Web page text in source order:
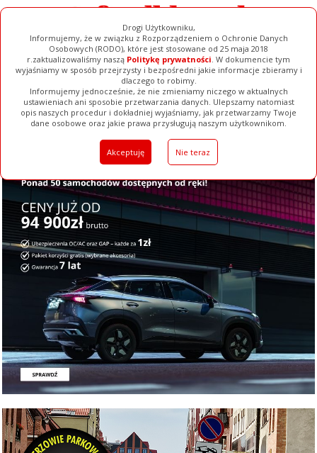
Drogi Użytkowniku,
Informujemy, że w związku z Rozporządzeniem o Ochronie Danych
Osobowych (RODO), które jest stosowane od 25 maja 2018
r.zaktualizowaliśmy naszą Politykę prywatności. W dokumencie tym
wyjaśniamy w sposób przejrzysty i bezpośredni jakie informacje zbieramy i
dlaczego to robimy.
Informujemy jednocześnie, że nie zmieniamy niczego w aktualnych
ustawieniach ani sposobie przetwarzania danych. Ulepszamy natomiast
opis naszych procedur i dokładniej wyjaśniamy, jak przetwarzamy Twoje
dane osobowe oraz jakie prawa przysługują naszym użytkownikom.
Akceptuję Nie teraz
Ogłoszenia Filmy Galerie Baza Firm Pełna Wersja